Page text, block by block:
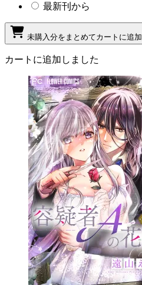
最新刊から
未購入分をまとめてカートに追加
カートに追加しました